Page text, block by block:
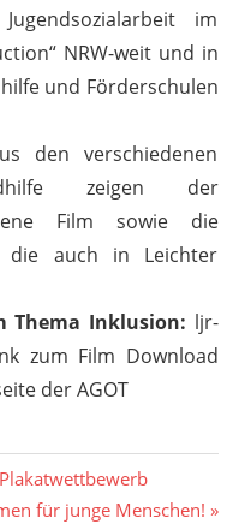
im
NRW-weit und in
und Förderschulen
den verschiedenen
zeigen der
Film sowie die
die auch in Leichter
Thema Inklusion: ljr-
zum Film Download
der AGOT
für junge Menschen!